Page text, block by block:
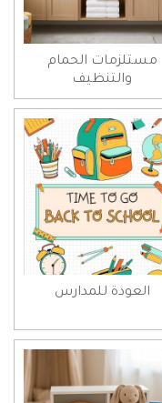
مستلزمات الحمام
والتنظيف
العودة للمدارس